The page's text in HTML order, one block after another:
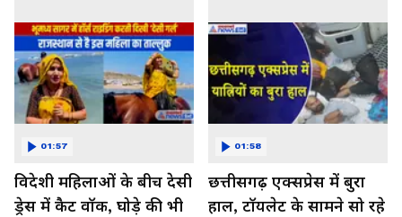
विदेशी महिलाओं के बीच देसी
ड्रेस में कैट वॉक, घोड़े की भी
01:57
छत्तीसगढ़ एक्सप्रेस में बुरा
हाल, टॉयलेट के सामने सो रहे
01:58